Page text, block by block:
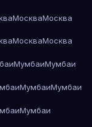
МоскваМосква
МоскваМосква
МумбаиМумбаи
МумбаиМумбаи
Мумбаи